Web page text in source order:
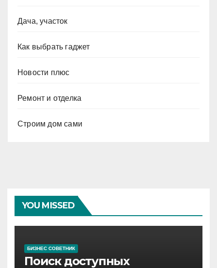
Дача, участок
Как выбрать гаджет
Новости плюс
Ремонт и отделка
Строим дом сами
YOU MISSED
БИЗНЕС СОВЕТНИК
Поиск доступных